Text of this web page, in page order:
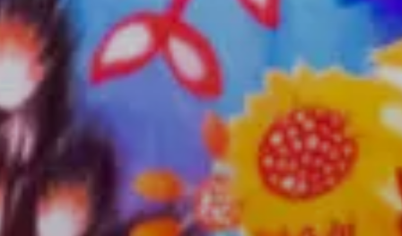
Partenaires
Culture
durable
Enseignants /
Groupes
Commerçants
Espace Pro
Équipes